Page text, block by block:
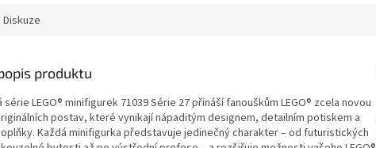
Diskuze
produktu
LEGO® minifigurek 71039 Série 27 přináší fanouškům LEGO® zcela novou
postav, které vynikají nápaditým designem, detailním potiskem a
Každá minifigurka představuje jedinečný charakter – od futuristických